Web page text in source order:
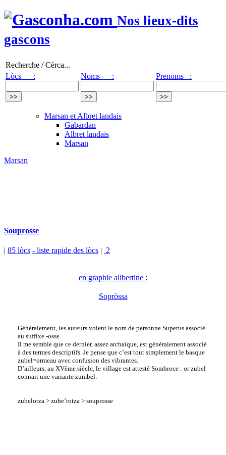
Nos lieux-dits
gascons
Recherche / Cèrca...
Lòcs :
Noms : Prenoms :
Marsan et Albret landais
Gabardan
Albret landais
Marsan
Marsan
Souprosse
| 85 lòcs - liste rapide des lòcs | 2
en graphie alibertine :
Sopròssa
Généralement, les auteurs voient le nom de personne Superus associé
au suffixe -osse.
Il me semble que ce dernier, assez archaïque, est généralement associé
à des termes descriptifs. Je pense que c’est tout simplement le basque
zubel=ormeau avec confusion des vibrantes.
D’ailleurs, au XVème siècle, le village est attesté Sombroce : or zubel
connait une variante zumbel.
zubelotza > zube’rotza > souprosse